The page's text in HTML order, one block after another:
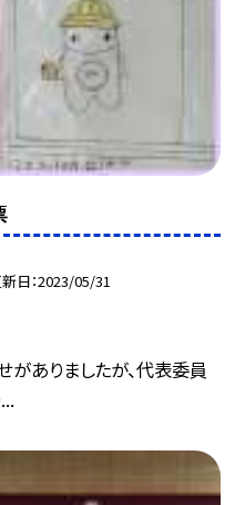
日 2023/05/31
ありましたが、代表委員